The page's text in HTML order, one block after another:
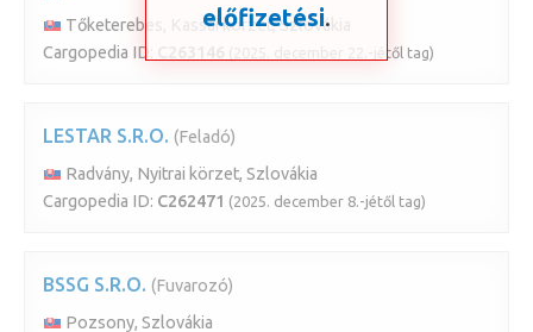
Tőketerebes, Kassai körzet, Szlovákia
Cargopedia ID:
(2025. december 22.-jétől tag)
LESTAR S.R.O. (Feladó)
Radvány, Nyitrai körzet, Szlovákia
Cargopedia ID: C262471 (2025. december 8.-jétől tag)
BSSG S.R.O. (Fuvarozó)
Pozsony, Szlovákia
előfizetési.